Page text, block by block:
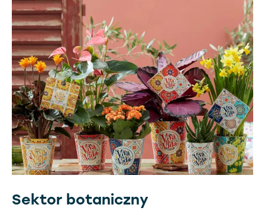
Sektor botaniczny